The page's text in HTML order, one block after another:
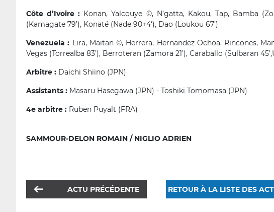
Côte d’Ivoire : Konan, Yalcouye ©, N’gatta, Kakou, Tap, Bamba
(Kamagate 79’), Konaté (Nade 90+4‘), Dao (Loukou 67’)
Venezuela : Lira, Maitan ©, Herrera, Hernandez Ochoa, Rincones,
Vegas (Torrealba 83’), Berroteran (Zamora 21’), Caraballo (Sulbaran
Arbitre : Daichi Shiino (JPN)
Assistants : Masaru Hasegawa (JPN) - Toshiki Tomomasa (JPN)
4e arbitre : Ruben Puyalt (FRA)
SAMMOUR-DELON ROMAIN / NIGLIO ADRIEN
ACTU PRÉCÉDENTE RETOUR À LA LISTE DES